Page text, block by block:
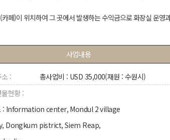
페)이 위치하여 그 곳에서 발생하는 수익금으로 화장실 운영
사업내용
:
총사업비 : USD 35,000(재원 : 수원시)
현황 :
: Information center, Mondul 2 village
Dongkum pistrict, Siem Reap,